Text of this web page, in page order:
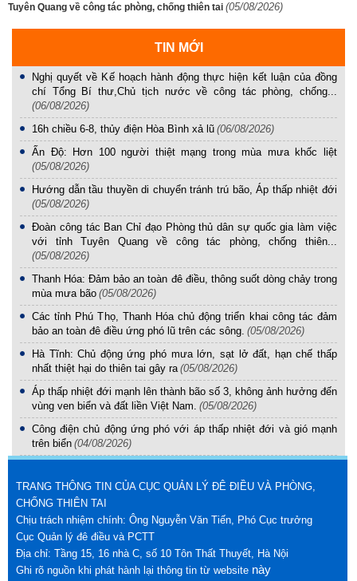
Tuyên Quang về công tác phòng, chống thiên tai (05/08/2026)
TIN MỚI
Nghị quyết về Kế hoạch hành động thực hiện kết luận của đồng
chí Tổng Bí thư,Chủ tịch nước về công tác phòng, chống...
(06/08/2026)
16h chiều 6-8, thủy điện Hòa Bình xả lũ (06/08/2026)
Ấn Độ: Hơn 100 người thiệt mạng trong mùa mưa khốc liệt
(05/08/2026)
Hướng dẫn tầu thuyền di chuyển tránh trú bão, Áp thấp nhiệt đới
(05/08/2026)
Đoàn công tác Ban Chỉ đạo Phòng thủ dân sự quốc gia làm việc
với tỉnh Tuyên Quang về công tác phòng, chống thiên...
(05/08/2026)
Thanh Hóa: Đảm bảo an toàn đê điều, thông suốt dòng chảy trong
mùa mưa bão (05/08/2026)
Các tỉnh Phú Thọ, Thanh Hóa chủ động triển khai công tác đảm
bảo an toàn đê điều ứng phó lũ trên các sông. (05/08/2026)
Hà Tĩnh: Chủ động ứng phó mưa lớn, sạt lở đất, hạn chế thấp
nhất thiệt hại do thiên tai gây ra (05/08/2026)
Áp thấp nhiệt đới mạnh lên thành bão số 3, không ảnh hưởng đến
vùng ven biển và đất liền Việt Nam. (05/08/2026)
Công điện chủ động ứng phó với áp thấp nhiệt đới và gió mạnh
trên biển (04/08/2026)
TRANG THÔNG TIN CỦA CỤC QUẢN LÝ ĐÊ ĐIỀU VÀ PHÒNG,
CHỐNG THIÊN TAI
Chịu trách nhiệm chính: Ông Nguyễn Văn Tiến, Phó Cục trưởng
Cục Quản lý đê điều và PCTT
Địa chỉ: Tầng 15, 16 nhà C, số 10 Tôn Thất Thuyết, Hà Nội
Ghi rõ nguồn khi phát hành lại thông tin từ website này